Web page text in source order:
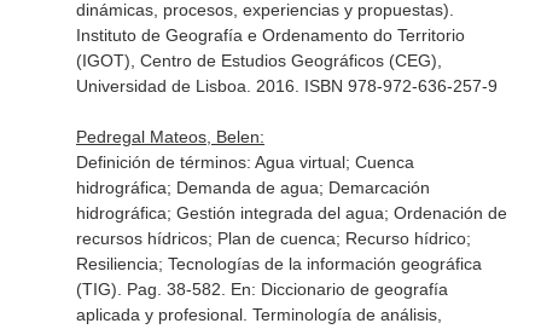
dinámicas, procesos, experiencias y propuestas)
Instituto de Geografía e Ordenamento do Territorio
(IGOT), Centro de Estudios Geográficos (CEG),
Universidad de Lisboa. 2016. ISBN 978-972-636-257-9
Pedregal Mateos, Belen:
Definición de términos: Agua virtual; Cuenca
hidrográfica; Demanda de agua; Demarcación
hidrográfica; Gestión integrada del agua; Ordenación de
recursos hídricos; Plan de cuenca; Recurso hídrico;
Resiliencia; Tecnologías de la información geográfica
(TIG). Pag. 38-582. En: Diccionario de geografía
aplicada y profesional. Terminología de análisis,